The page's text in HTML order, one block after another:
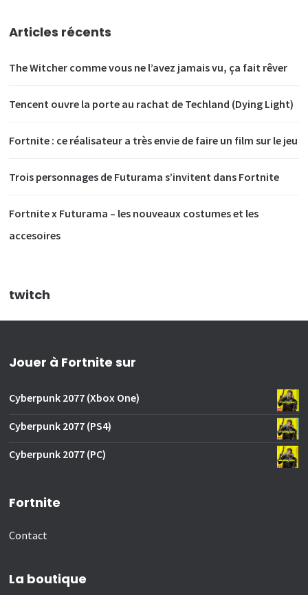
Articles récents
The Witcher comme vous ne l’avez jamais vu, ça fait rêver
Tencent ouvre la porte au rachat de Techland (Dying Light)
Fortnite : ce réalisateur a très envie de faire un film sur le jeu
Trois personnages de Futurama s’invitent dans Fortnite
Fortnite x Futurama – les nouveaux costumes et les
accesoires
twitch
Jouer à Fortnite sur
Cyberpunk 2077 (Xbox One)
Cyberpunk 2077 (PS4)
Cyberpunk 2077 (PC)
Fortnite
Contact
La boutique